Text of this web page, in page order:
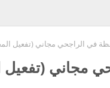
في الراجحي مجاني (تفعيل
مجاني (تفعيل